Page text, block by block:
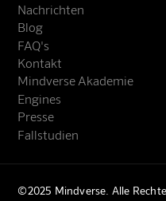
Nachrichten
Blog
FAQ's
Kontakt
Mindverse Akademie
Engines
Presse
Fallstudien
©2025 Mindverse. Alle